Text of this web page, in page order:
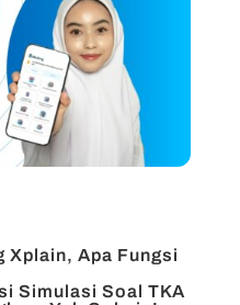
Xplain, Apa Fungsi
Simulasi Soal TKA